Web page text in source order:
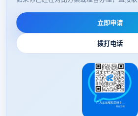
立即申请
拨打电话